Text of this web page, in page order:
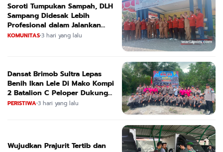
Soroti Tumpukan Sampah, DLH
Sampang Didesak Lebih
Profesional dalam Jalankan
Tugas
KOMUNITAS•3 hari yang lalu
Dansat Brimob Sultra Lepas
Benih Ikan Lele Di Mako Kompi
2 Batalion C Peloper Dukung
ketahanan Pangan Nasional
PERISTIWA•3 hari yang lalu
Wujudkan Prajurit Tertib dan